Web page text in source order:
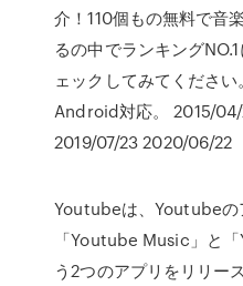
介！110個もの無料で音
るの中でランキング
ェックしてみてください
Android対応。 2015/
2019/07/23 2020/06/22
Youtubeは、Youtubeの
「Youtube Music」と
う2つのアプリをリリー